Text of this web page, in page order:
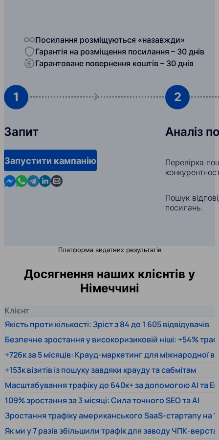
Посилання розміщуються «назавжди»
Гарантія на розміщення посилання – 30 днів
Гарантоване повернення коштів – 30 днів
1
Запит
Запустити кампанію
Contact us in Messenger
Contact us in WhatsApp
Contact us in Telegram
Contact us in Linkedin
Contact us by email
2
Аналіз
Перевірка
Пошук
посилань.
Платформа видатних результатів
Досягнення наших клієнтів у
Німеччині
Клієнт
Якість проти кількості: Зріст з 84 до 1 605 відвідувачів
Безпечне зростання у високоризиковій ніші: +54%
+726к за 5 місяців: Крауд-маркетинг для міжнародної
+153к візитів із пошуку завдяки крауду та сабмітам
Масштабування трафіку до 640к+ за допомогою AI та
109% зростання за 3 місяці: Сила точного SEO та AI
Зростання трафіку американського SaaS-стартапу на
Як ми у 7 разів збільшили трафік для заводу ЧПК-